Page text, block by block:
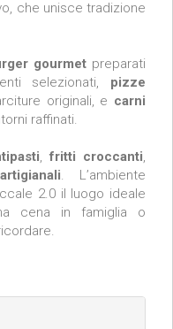
che unisce tradizione
gourmetpreparati
selezionati, pizze
originali, e carni
raffinati.
,fritti croccanti,
. L’ambiente
2.0 il luogo ideale
cena in famiglia o